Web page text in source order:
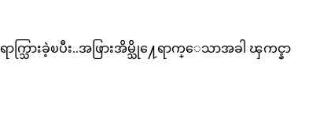
ားခဲ့ၿပီး..အဖြားအိမ္သို႔ေရာက္ေသာအခါ ၾကင္နာ